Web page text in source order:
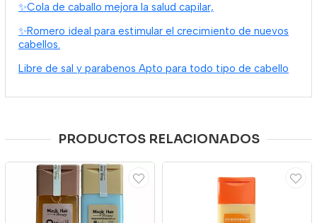
✨Cola de caballo mejora la salud capilar,
✨Romero ideal para estimular el crecimiento de nuevos
cabellos.
Libre de sal y parabenos Apto para todo tipo de cabello
PRODUCTOS RELACIONADOS